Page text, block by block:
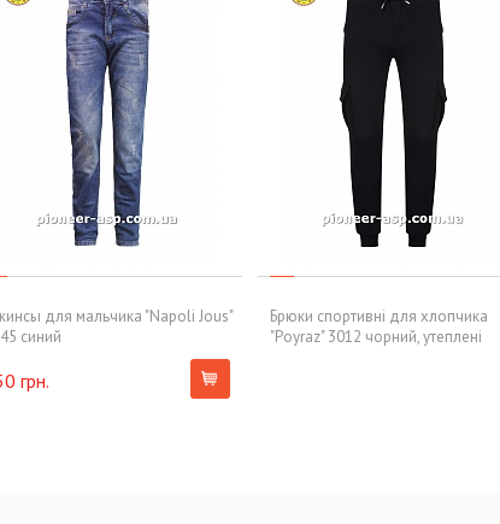
для мальчика "Napoli Jous"
синий
грн.
Брюки спортивні для хлопчика
"Poyraz" 3012 чорний, утеплені